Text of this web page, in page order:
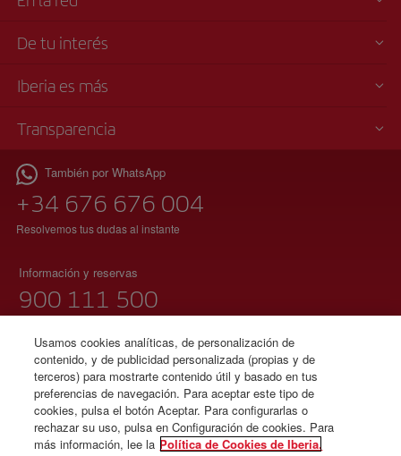
De tu interés
Iberia es más
Transparencia
También por WhatsApp
+34 676 676 004
Resolvemos tus dudas al instante
Información y reservas
900 111 500
Lunes a domingo 00:00 – 24:00 horas
91 333 67 01
(teléfono local sin tarificación adicional)
español e inglés
Usamos cookies analíticas, de personalización de
contenido, y de publicidad personalizada (propias y de
terceros) para mostrarte contenido útil y basado en tus
preferencias de navegación. Para aceptar este tipo de
cookies, pulsa el botón Aceptar. Para configurarlas o
rechazar su uso, pulsa en Configuración de cookies. Para
más información, lee la Política de Cookies de Iberia.